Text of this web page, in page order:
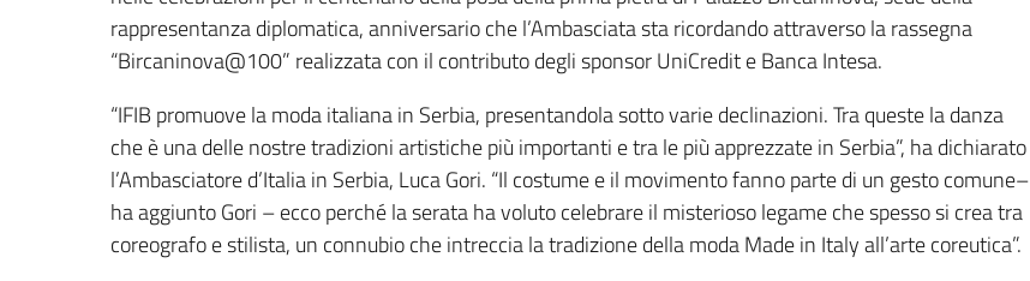
rappresentanza diplomatica, anniversario che l’Ambasciata sta ricordando attraverso la rassegna
“Bircaninova@100” realizzata con il contributo degli sponsor UniCredit e Banca Intesa.
“IFIB promuove la moda italiana in Serbia, presentandola sotto varie declinazioni. Tra queste la danza
che è una delle nostre tradizioni artistiche più importanti e tra le più apprezzate in Serbia”, ha dichiarato
l’Ambasciatore d’Italia in Serbia, Luca Gori. “Il costume e il movimento fanno parte di un gesto comune–
ha aggiunto Gori – ecco perché la serata ha voluto celebrare il misterioso legame che spesso si crea tra
coreografo e stilista, un connubio che intreccia la tradizione della moda Made in Italy all’arte coreutica”.